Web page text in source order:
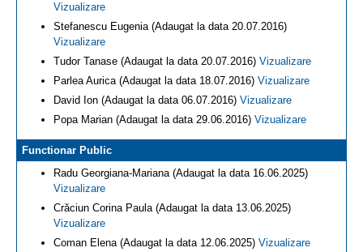
Vizualizare
Stefanescu Eugenia (Adaugat la data 20.07.2016)
Vizualizare
Tudor Tanase (Adaugat la data 20.07.2016) Vizualizare
Parlea Aurica (Adaugat la data 18.07.2016) Vizualizare
David Ion (Adaugat la data 06.07.2016) Vizualizare
Popa Marian (Adaugat la data 29.06.2016) Vizualizare
Functionar Public
Radu Georgiana-Mariana (Adaugat la data 16.06.2025)
Vizualizare
Crăciun Corina Paula (Adaugat la data 13.06.2025)
Vizualizare
Coman Elena (Adaugat la data 12.06.2025) Vizualizare